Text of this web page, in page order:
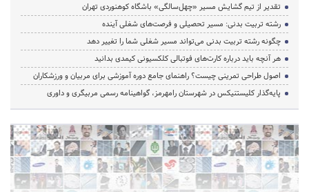
تقدیر از تیم گشایش مسیر «چهل‌سالگی» باشگاه کوهنوردی تهران
رشته تربیت بدنی: مسیر تحصیلی و فرصت‌های شغلی آینده
چگونه رشته تربیت بدنی می‌تواند مسیر شغلی شما را تغییر دهد
هر آنچه باید درباره کارت‌های فوتبالی کلکسیونی کیمدی بدانید
اصول طراحی تمرینی چیست؟ راهنمای جامع دوره آموزشی برای مربیان و ورزشکاران
پایه‌گذار کلیستنیکس در شهرستان رامهرمز، گواهینامه رسمی مربیگری و داوری